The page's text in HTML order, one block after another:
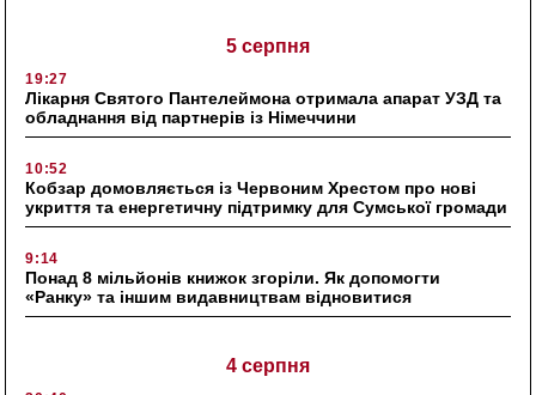
5 серпня
19:27
Лікарня Святого Пантелеймона отримала апарат УЗД та
обладнання від партнерів із Німеччини
10:52
Кобзар домовляється із Червоним Хрестом про нові
укриття та енергетичну підтримку для Сумської громади
9:14
Понад 8 мільйонів книжок згоріли. Як допомогти
«Ранку» та іншим видавництвам відновитися
4 серпня